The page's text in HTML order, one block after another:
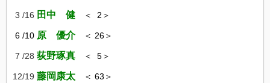
3 /16 田中 健 ＜ 2＞
6 /10 原 優介＜ 26＞
7 /28 荻野琢真 ＜ 5＞
12/19 藤岡康太 ＜ 63＞